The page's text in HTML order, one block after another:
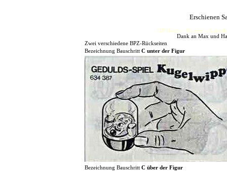
Erschienen
HJFHenze - Helmut´s
Dank an Max und
Zwei verschiedene BPZ-Rückseiten
Bezeichnung Bauschritt C unter der Figur
Bezeichnung Bauschritt C über der Figur